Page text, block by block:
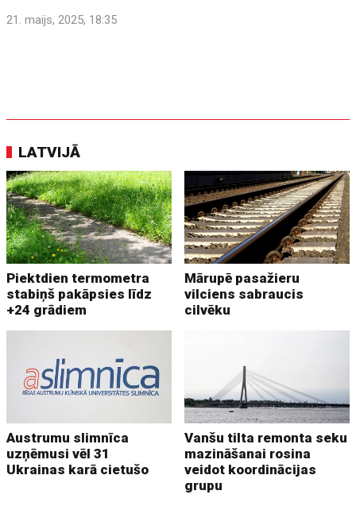
21. maijs, 2025, 18:35
LATVIJĀ
Piektdien termometra
stabiņš pakāpsies līdz
+24 grādiem
Mārupē pasažieru
vilciens sabraucis
cilvēku
Austrumu slimnīca
uzņēmusi vēl 31
Ukrainas karā cietušo
Vanšu tilta remonta seku
mazināšanai rosina
veidot koordinācijas
grupu